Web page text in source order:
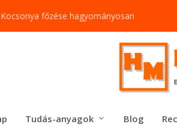
Kocsonya főzése hagyományosan
Tudás-anyagok Blog